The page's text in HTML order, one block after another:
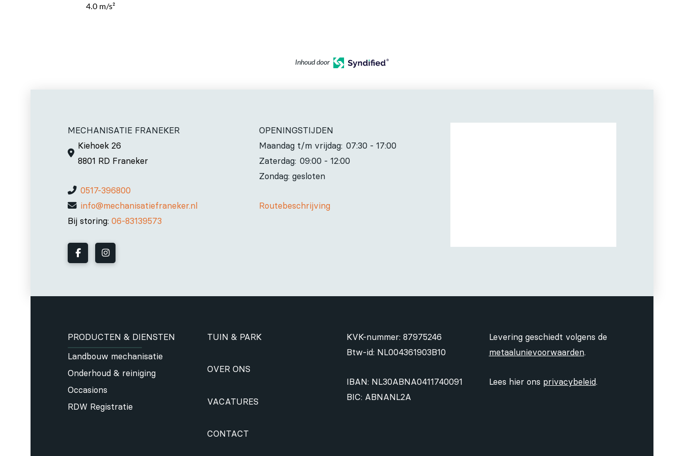
4.0 m/s²
Inhoud door
MECHANISATIE FRANEKER
Kiehoek 26
8801 RD Franeker
0517-396800
info@mechanisatiefraneker.nl
Bij storing:06-83139573
OPENINGSTIJDEN
Maandag t/m vrijdag: 07:30 - 17:00
Zaterdag: 09:00 - 12:00
Zondag: gesloten
Routebeschrijving
PRODUCTEN & DIENSTEN
Landbouw mechanisatie
Onderhoud & reiniging
Occasions
RDW Registratie
TUIN & PARK
OVER ONS
VACATURES
CONTACT
KVK-nummer: 87975246
Btw-id: NL004361903B10
IBAN: NL30ABNA0411740091
BIC: ABNANL2A
Levering geschiedt volgens de
metaalunievoorwaarden.
Lees hier ons privacybeleid.